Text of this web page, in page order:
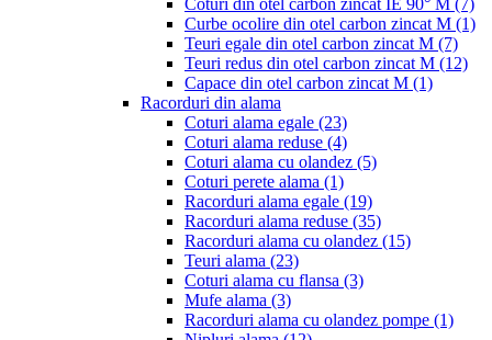
Coturi din otel carbon zincat IE 90° M (7)
Curbe ocolire din otel carbon zincat M (1)
Teuri egale din otel carbon zincat M (7)
Teuri redus din otel carbon zincat M (12)
Capace din otel carbon zincat M (1)
Racorduri din alama
Coturi alama egale (23)
Coturi alama reduse (4)
Coturi alama cu olandez (5)
Coturi perete alama (1)
Racorduri alama egale (19)
Racorduri alama reduse (35)
Racorduri alama cu olandez (15)
Teuri alama (23)
Coturi alama cu flansa (3)
Mufe alama (3)
Racorduri alama cu olandez pompe (1)